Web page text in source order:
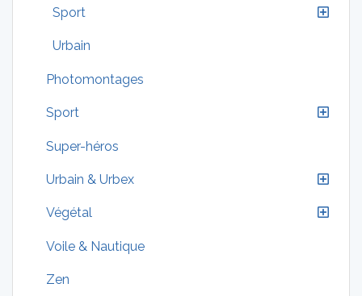
Sport
Urbain
Photomontages
Sport
Super-héros
Urbain & Urbex
Végétal
Voile & Nautique
Zen